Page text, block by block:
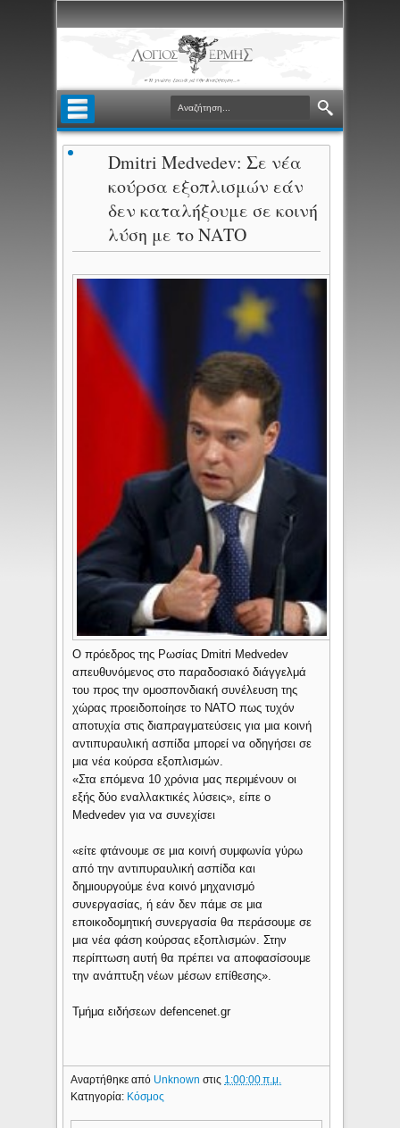
Dmitri Medvedev: Σε νέα
κούρσα εξοπλισμών εάν
δεν καταλήξουμε σε κοινή
λύση με το ΝΑΤΟ
Ο πρόεδρος της Ρωσίας Dmitri Medvedev
απευθυνόμενος στο παραδοσιακό διάγγελμά
του προς την ομοσπονδιακή συνέλευση της
χώρας προειδοποίησε το ΝΑΤΟ πως τυχόν
αποτυχία στις διαπραγματεύσεις για μια κοινή
αντιπυραυλική ασπίδα μπορεί να οδηγήσει σε
μια νέα κούρσα εξοπλισμών.
«Στα επόμενα 10 χρόνια μας περιμένουν οι
εξής δύο εναλλακτικές λύσεις», είπε ο
Medvedev για να συνεχίσει
«είτε φτάνουμε σε μια κοινή συμφωνία γύρω
από την αντιπυραυλική ασπίδα και
δημιουργούμε ένα κοινό μηχανισμό
συνεργασίας, ή εάν δεν πάμε σε μια
εποικοδομητική συνεργασία θα περάσουμε σε
μια νέα φάση κούρσας εξοπλισμών. Στην
περίπτωση αυτή θα πρέπει να αποφασίσουμε
την ανάπτυξη νέων μέσων επίθεσης».
Τμήμα ειδήσεων defencenet.gr
Αναρτήθηκε από Unknownστις 1:00:00 π.μ.
Κατηγορία: Κόσμος